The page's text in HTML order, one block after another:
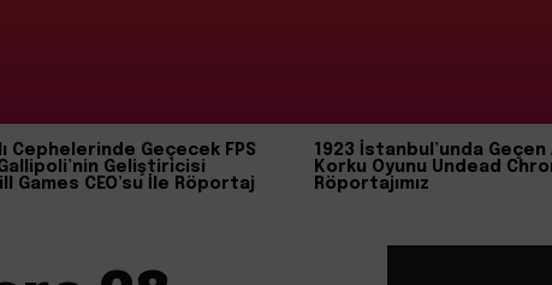
Cephelerinde Geçecek FPS
Geliştiricisi
Games CEO’su İle Röportaj
1923 İstanbul’unda Geçen
Korku Oyunu Undead
Röportajımız